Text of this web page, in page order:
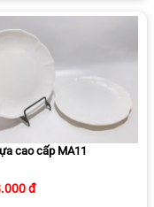
cao cấp MA11
đ